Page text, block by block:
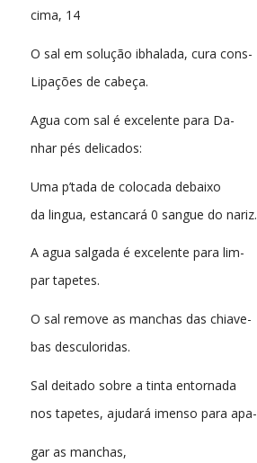
cima, 14
O sal em solução ibhalada, cura cons-
Lipações de cabeça.
Agua com sal é excelente para Da-
nhar pés delicados:
Uma p’tada de colocada debaixo
da lingua, estancará 0 sangue do nariz.
A agua salgada é excelente para lim-
par tapetes.
O sal remove as manchas das chiave-
bas desculoridas.
Sal deitado sobre a tinta entornada
nos tapetes, ajudará imenso para apa-
gar as manchas,